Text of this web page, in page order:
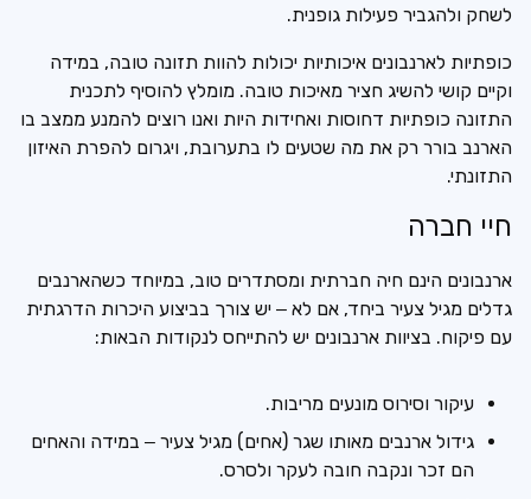
לשחק ולהגביר פעילות גופנית.
כופתיות לארנבונים איכותיות יכולות להוות תזונה טובה, במידה
וקיים קושי להשיג חציר מאיכות טובה. מומלץ להוסיף לתכנית
התזונה כופתיות דחוסות ואחידות היות ואנו רוצים להמנע ממצב בו
הארנב בורר רק את מה שטעים לו בתערובת, ויגרום להפרת האיזון
התזונתי.
חיי חברה
ארנבונים הינם חיה חברתית ומסתדרים טוב, במיוחד כשהארנבים
גדלים מגיל צעיר ביחד, אם לא – יש צורך בביצוע היכרות הדרגתית
עם פיקוח. בציוות ארנבונים יש להתייחס לנקודות הבאות:
עיקור וסירוס מונעים מריבות.
גידול ארנבים מאותו שגר (אחים) מגיל צעיר – במידה והאחים
הם זכר ונקבה חובה לעקר ולסרס.